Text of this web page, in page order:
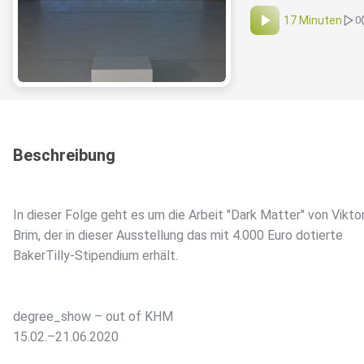
17 Minuten 0
Beschreibung
In dieser Folge geht es um die Arbeit "Dark Matter" von
Brim, der in dieser Ausstellung das mit 4.000 Euro dotierte
BakerTilly-Stipendium erhält.
degree_show – out of KHM
15.02.–21.06.2020